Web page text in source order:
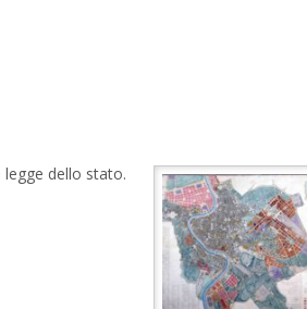
dello stato.